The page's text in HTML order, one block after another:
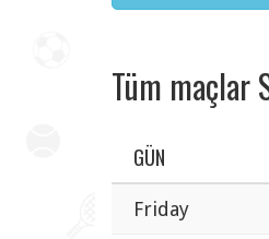
Tüm maçlar
GÜN
Friday